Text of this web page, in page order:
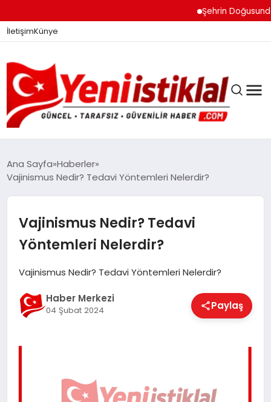
Şehrin Doğusundan
İletişimKünye
GÜNDEM
DÜNYA
Ana Sayfa Haberler
Vajinismus Nedir? Tedavi Yöntemleri Nelerdir?
Vajinismus Nedir? Tedavi
Yöntemleri Nelerdir?
Vajinismus Nedir? Tedavi Yöntemleri Nelerdir?
Haber Merkezi
04 Şubat 2024 Paylaş